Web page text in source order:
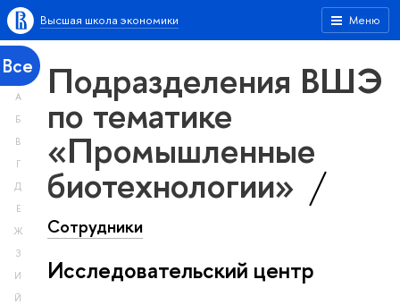
Меню
Высшая школа экономики
Все
А
Б
В
Г
Д
Е
Ж
З
И
Й
Подразделения ВШЭ
по тематике
«Промышленные
биотехнологии»
Сотрудники
Исследовательский центр